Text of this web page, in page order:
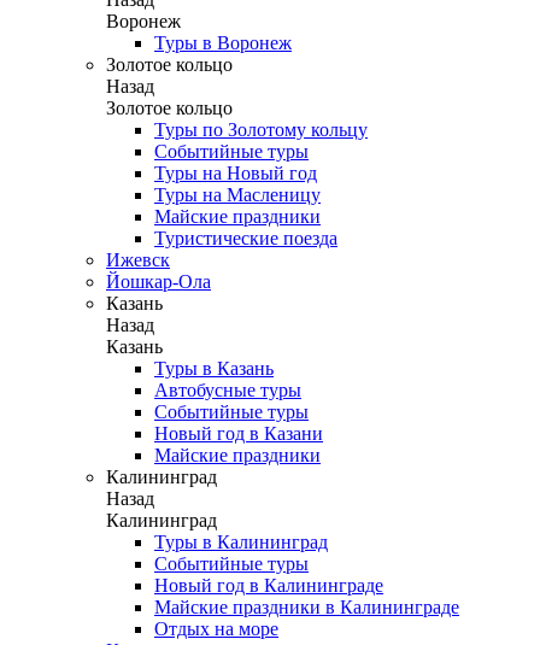
Воронеж
Туры в Воронеж
Золотое кольцо
Назад
Золотое кольцо
Туры по Золотому кольцу
Событийные туры
Туры на Новый год
Туры на Масленицу
Майские праздники
Туристические поезда
Ижевск
Йошкар-Ола
Казань
Назад
Казань
Туры в Казань
Автобусные туры
Событийные туры
Новый год в Казани
Майские праздники
Калининград
Назад
Калининград
Туры в Калининград
Событийные туры
Новый год в Калининграде
Майские праздники в Калининграде
Отдых на море